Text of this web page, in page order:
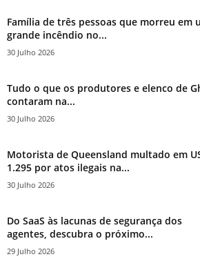
Família de três pessoas que morreu em
grande incêndio no...
30 Julho 2026
Tudo o que os produtores e elenco de
contaram na...
30 Julho 2026
Motorista de Queensland multado em
1.295 por atos ilegais na...
30 Julho 2026
Do SaaS às lacunas de segurança dos
agentes, descubra o próximo...
29 Julho 2026